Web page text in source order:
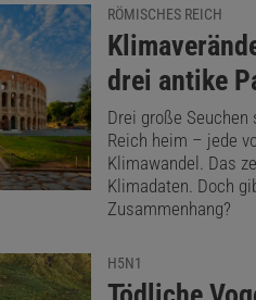
RÖMISCHES REICH
:
drei antike
Drei große
Reich heim – jede
Klimawandel. Das
Klimadaten. Doch
Zusammenhang?
H5N1